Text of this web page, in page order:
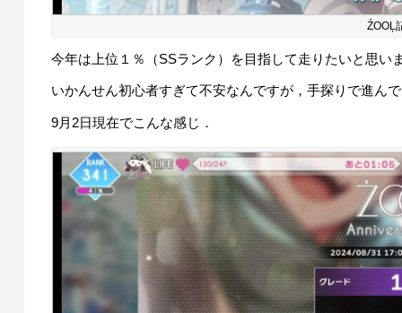
ŹOOĻ
今年は上位１％（SSランク）を目指して走りたいと思い
いかんせん初心者すぎて不安なんですが，手探りで進ん
9月2日現在でこんな感じ．